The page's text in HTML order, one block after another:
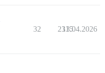
32 2315
13.04.2026